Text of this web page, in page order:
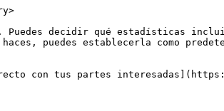
Puedes decidir qué estadísticas
puedes establecerla como
tus partes interesadas](https://